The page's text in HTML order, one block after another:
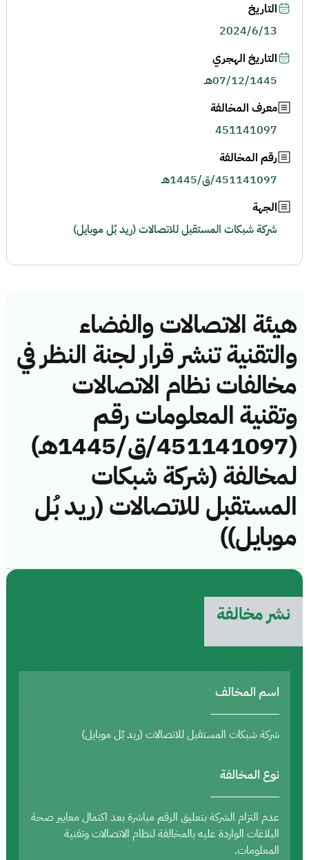
هيئة الاتصالات والفضاء
والتقنية تنشر قرار لجنة النظر في
مخالفات نظام الاتصالات
وتقنية المعلومات رقم
(451141097/ق/1445هـ)
لمخالفة (شركة شبكات
المستقبل للاتصالات (ريد بُل
موبايل))
نشر مخالفة
اسم المخالف
شركة شبكات المستقبل للاتصالات (ريد بُل موبايل)
نوع المخالفة
عدم التزام الشركة بتعليق الرقم مباشرة بعد اكتمال معايير صحة
البلاغات الواردة عليه بالمخالفة لنظام الاتصالات وتقنية
المعلومات.
التاريخ
2024/6/13
التاريخ الهجري
07/12/1445هـ
معرف المخالفة
451141097
رقم المخالفة
451141097/ق/1445هـ
الجهة
شركة شبكات المستقبل للاتصالات (ريد بُل موبايل)